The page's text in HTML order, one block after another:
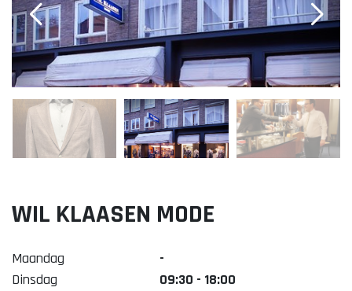
Parkeren in Doetinchem
Openbaar vervoer
Gratis Shuttle
FAQ
Organisatie Binnenstadbedrijf Doetinchem
WIL KLAASEN MODE
Maandag
-
Dinsdag
09:30 - 18:00